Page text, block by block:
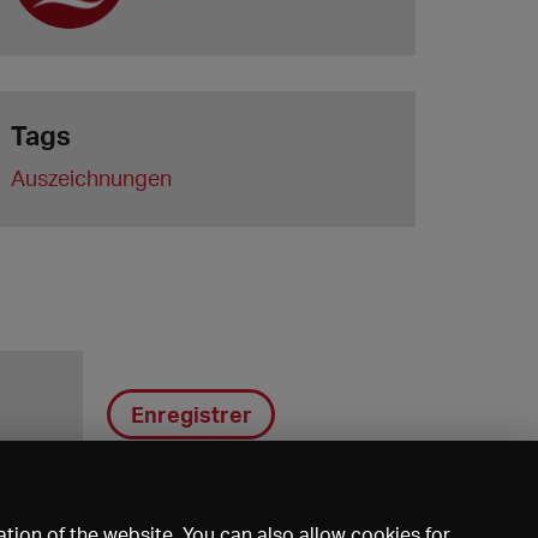
Tags
Auszeichnungen
Enregistrer